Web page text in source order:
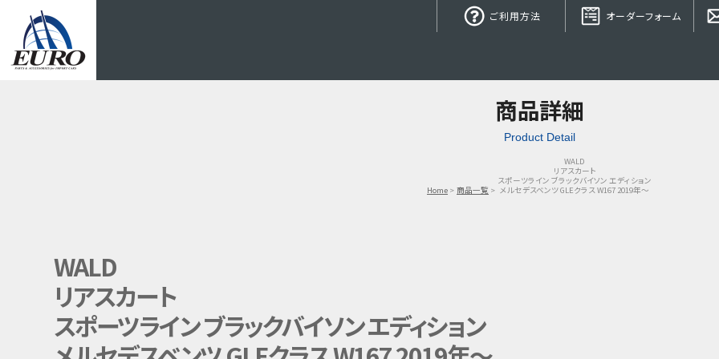
ご利用方法 オーダーフォーム
商品詳細
Product Detail
Home 商品一覧
WALD
リアスカート
スポーツライン ブラックバイソン エディション
メルセデスベンツ GLEクラス W167 2019年～
WALD
リアスカート
スポーツライン ブラックバイソン エディション